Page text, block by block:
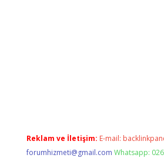
Reklam ve İletişim: E-mail:
forumhizmeti@gmail.com Whatsapp: